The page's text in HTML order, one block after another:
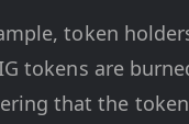
token
tokens are
that the